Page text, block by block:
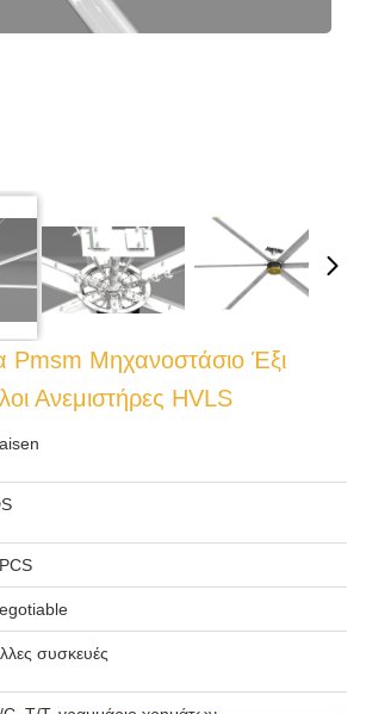
Pmsm Μηχανοστάσιο Έξι
Ανεμιστήρες HVLS
συσκευές